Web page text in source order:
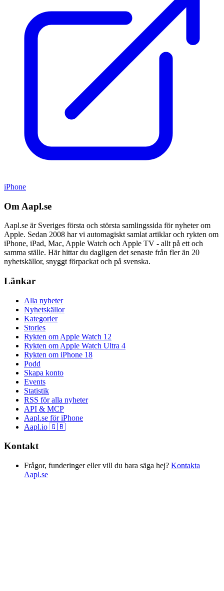
iPhone
Om Aapl.se
Aapl.se är Sveriges första och största samlingssida för nyheter om
Apple. Sedan 2008 har vi automagiskt samlat artiklar och rykten om
iPhone, iPad, Mac, Apple Watch och Apple TV - allt på ett och
samma ställe. Här hittar du dagligen det senaste från fler än 20
nyhetskällor, snyggt förpackat och på svenska.
Länkar
Alla nyheter
Nyhetskällor
Kategorier
Stories
Rykten om Apple Watch 12
Rykten om Apple Watch Ultra 4
Rykten om iPhone 18
Podd
Skapa konto
Events
Statistik
RSS för alla nyheter
API & MCP
Aapl.se för iPhone
Aapl.io 🇬🇧
Kontakt
Frågor, funderinger eller vill du bara säga hej? Kontakta
Aapl.se